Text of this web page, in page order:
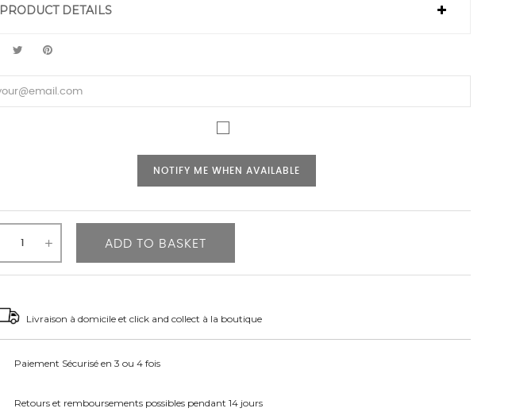
PRODUCT DETAILS
NOTIFY ME WHEN AVAILABLE
ADD TO BASKET
Livraison à domicile et click and collect à la boutique
Paiement Sécurisé en 3 ou 4 fois
Retours et remboursements possibles pendant 14 jours